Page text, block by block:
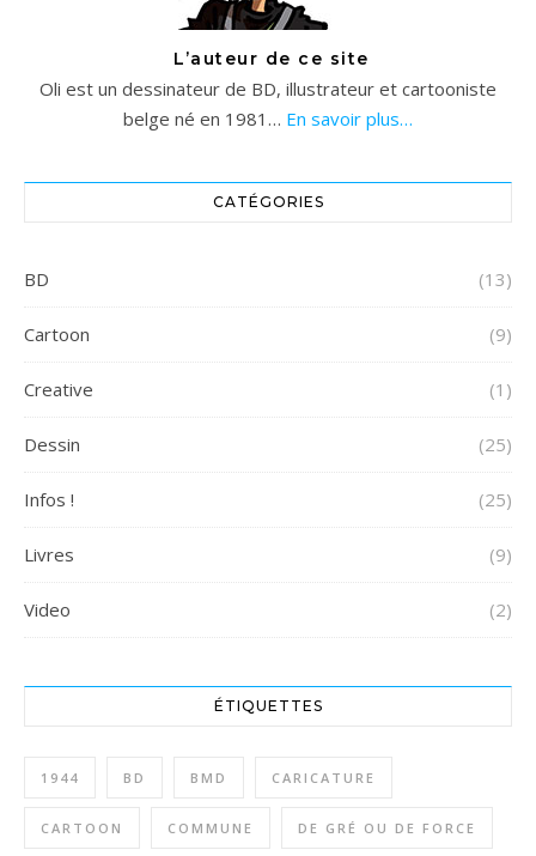
L’auteur de ce site
Oli est un dessinateur de BD, illustrateur et cartooniste
belge né en 1981… En savoir plus…
CATÉGORIES
BD (13)
Cartoon (9)
Creative (1)
Dessin (25)
Infos ! (25)
Livres (9)
Video (2)
ÉTIQUETTES
1944 BD BMD CARICATURE
CARTOON COMMUNE DE GRÉ OU DE FORCE